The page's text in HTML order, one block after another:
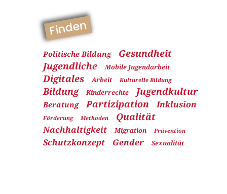
Finden
Politische Bildung
Gesundheit
Jugendliche
Mobile Jugendarbeit
Digitales Arbeit Kulturelle Bildung
Bildung Kinderrechte Jugendkultur
Beratung Partizipation Inklusion
Förderung Methoden Qualität
Nachhaltigkeit Migration Prävention
Schutzkonzept Gender Sexualität